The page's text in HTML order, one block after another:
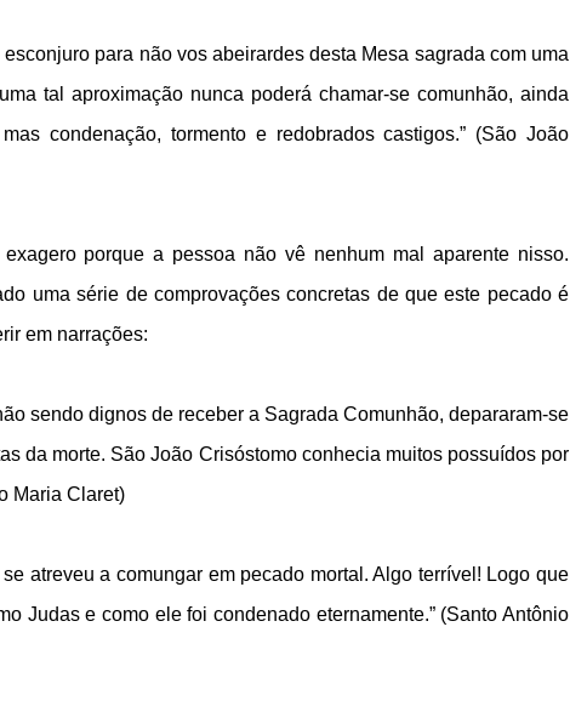
para não vos abeirardes desta Mesa sagrada com uma
tal aproximação nunca poderá chamar-se comunhão, ainda
condenação, tormento e redobrados castigos.” (São João
porque a pessoa não vê nenhum mal aparente nisso.
uma série de comprovações concretas de que este pecado é
em narrações:
sendo dignos de receber a Sagrada Comunhão, depararam-se
da morte. São João Crisóstomo conhecia muitos possuídos por
Maria Claret)
atreveu a comungar em pecado mortal. Algo terrível! Logo que
Judas e como ele foi condenado eternamente.” (Santo Antônio